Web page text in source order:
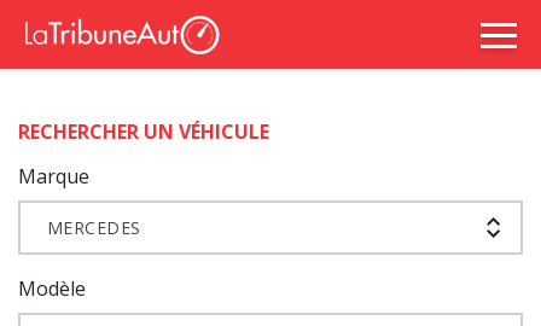
RECHERCHER UN VÉHICULE
Marque
MERCEDES
Modèle